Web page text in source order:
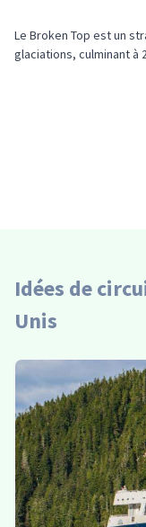
Le Broken Top est un
glaciations, culminant à
Idées de
Unis